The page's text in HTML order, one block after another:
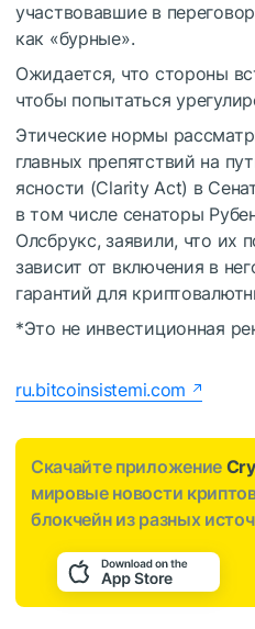
участвовавшие в
как «бурные».
Ожидается, что стороны
чтобы попытаться
Этические нормы
главных препятствий на
ясности (Clarity Act) в
в том числе сенаторы
Олсбрукс, заявили, что их
зависит от включения в
гарантий для
*Это не инвестиционная
ru.bitcoinsistemi.com
Скачайте приложение
мировые новости
блокчейн из разных